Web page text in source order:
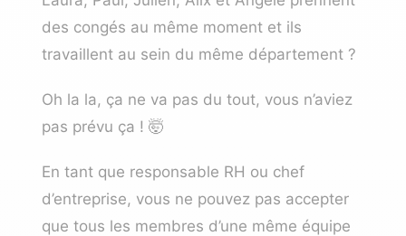
des congés au même moment et ils
travaillent au sein du même département ?
Oh la la, ça ne va pas du tout, vous n’aviez
pas prévu ça ! 🤯
En tant que responsable RH ou chef
d’entreprise, vous ne pouvez pas accepter
que tous les membres d’une même équipe